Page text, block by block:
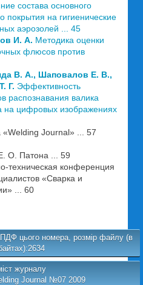
состава основного
покрытия на гигиенические
аэрозолей ... 45
И. А. Методика оценки
флюсов против
В. А., Шаповалов Е. В.,
Г. Эффективность
распознавания валика
на цифровых изображениях
Journal» ... 57
О. Патона ... 59
техническая конференция
«Сварка и
... 60
цього номера, розмір файлу (в
журналу
Journal №07 2009